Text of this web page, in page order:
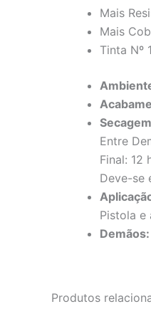
Mais
Mais
Tinta Nº
Entre
Final: 12
Deve-se
Pistola e
Demãos:
Produtos